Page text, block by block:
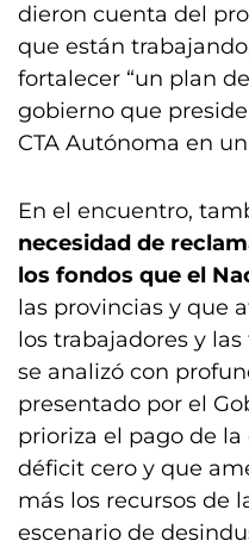
dieron cuenta del
que están
fortalecer “un plan
gobierno que
CTA Autónoma en
En el encuentro,
necesidad de
los fondos que el
las provincias y que
los trabajadores y las
se analizó con
presentado por el
prioriza el pago de
déficit cero y que
más los recursos de
escenario de